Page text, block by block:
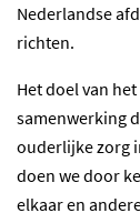
Nederlandse
richten.
Het doel van
samenwerking
ouderlijke zorg
doen we door
elkaar en